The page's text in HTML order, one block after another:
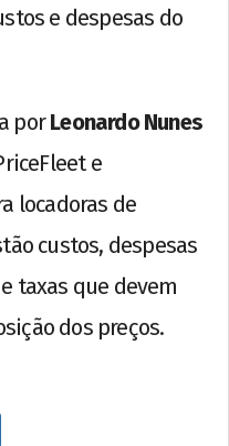
e despesas do
porLeonardo Nunes
e
locadoras de
custos, despesas
taxas que devem
dos preços.